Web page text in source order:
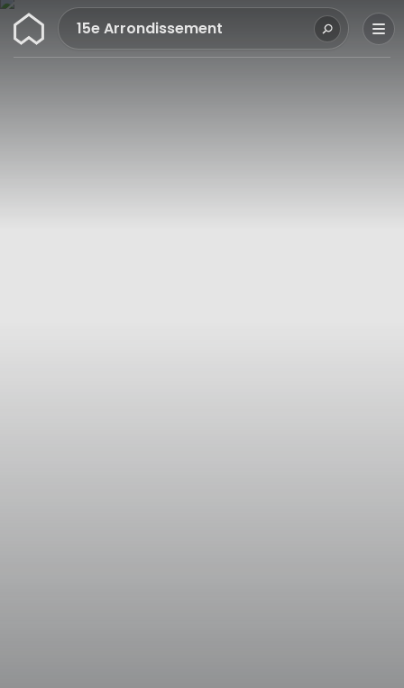
Wunderflats15e Arrondissement